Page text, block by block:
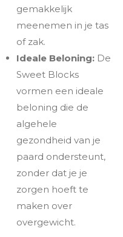
gemakkelijk
meenemen in je tas
of zak.
Ideale Beloning:De
Sweet Blocks
vormen een ideale
beloning die de
algehele
gezondheid van je
paard ondersteunt,
zonder dat je je
zorgen hoeft te
maken over
overgewicht.